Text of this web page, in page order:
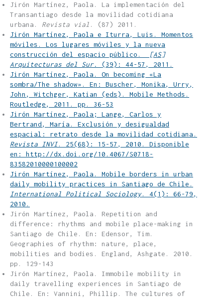
Jirón Martínez, Paola. La implementación del
Transantiago desde la movilidad cotidiana
urbana. Revista vial . (87) 2011.
Jirón Martínez, Paola e Iturra, Luis. Momentos
móviles. Los lugares móviles y la nueva
construcción del espacio público.
[AS]
Arquitecturas del Sur.
(39): 44-57, 2011.
Jirón Martínez, Paola. On becoming «La
sombra/The shadow». En: Buscher, Monika, Urry,
John, Witchger, Katian (eds). Mobile Methods.
Routledge, 2011. pp. 36-53
Jirón Martínez, Paola; Lange, Carlos y
Bertrand, María. Exclusión y desigualdad
espacial: retrato desde la movilidad cotidiana.
Revista INVI. 25(68): 15-57, 2010. Disponible
en: http://dx.doi.org/10.4067/S0718-
83582010000100002
Jirón Martínez, Paola. Mobile borders in urban
daily mobility practices in Santiago de Chile.
International Political Sociology. 4(1): 66-79,
2010.
Jirón Martínez, Paola. Repetition and
difference: rhythms and mobile place-making in
Santiago de Chile. En: Edensor, Tim.
Geographies of rhythm: nature, place,
mobilities and bodies. England, Ashgate. 2010.
pp. 129-143
Jirón Martínez, Paola. Immobile mobility in
daily travelling experiences in Santiago de
Chile. En: Vannini, Phillip. The cultures of